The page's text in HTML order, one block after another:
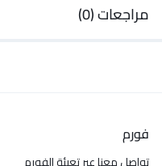
مراجعات (0)
فورم